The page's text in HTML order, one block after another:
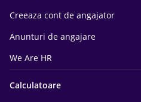
Creeaza cont de angajator
Anunturi de angajare
We Are HR
Calculatoare